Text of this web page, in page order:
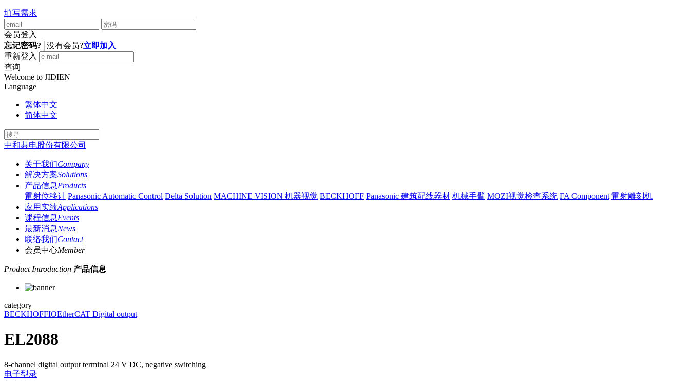
填写需求
会员登入
忘记密码?
没有会员?立即加入
重新登入
查询
Welcome to JIDIEN
Language
繁体中文
简体中文
中和碁电股份有限公司
关于我们Company
解决方案Solutions
产品信息Products
雷射位移计 Panasonic Automatic Control Delta Solution MACHINE VISION 机器视觉 BECKHOFF Panasonic 建筑配线器材 机械手臂 MOZI视觉检查系统 FA Component 雷射雕刻机
应用实绩Applications
课程信息Events
最新消息News
联络我们Contact
会员中心Member
Product Introduction 产品信息
category
BECKHOFFIOEtherCAT Digital output
EL2088
8-channel digital output terminal 24 V DC, negative switching
电子型录